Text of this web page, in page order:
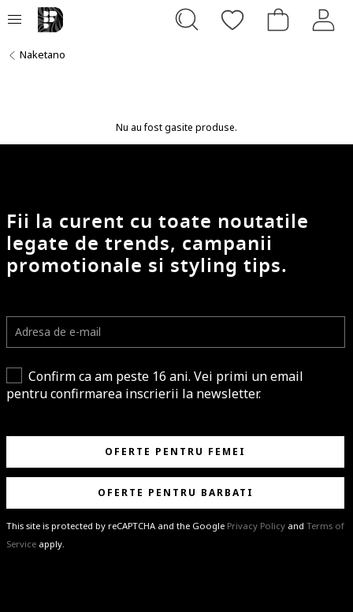
Naketano
Nu au fost gasite produse.
Fii la curent cu toate noutatile
legate de trends, campanii
promotionale si styling tips.
Confirm ca am peste 16 ani. Vei primi un email
pentru confirmarea inscrierii la newsletter.
OFERTE PENTRU FEMEI
OFERTE PENTRU BARBATI
This site is protected by reCAPTCHA and the Google Privacy Policy and Terms of
Service apply.